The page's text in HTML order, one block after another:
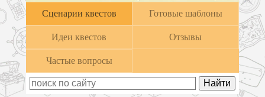
Cценарии квестов Готовые шаблоны
Идеи квестов Отзывы
Частые вопросы